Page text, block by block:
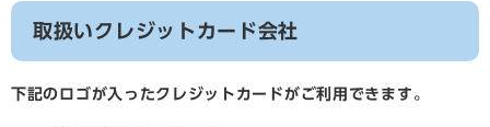
取扱いクレジットカード会社
下記のロゴが入ったクレジットカードがご利用できます。